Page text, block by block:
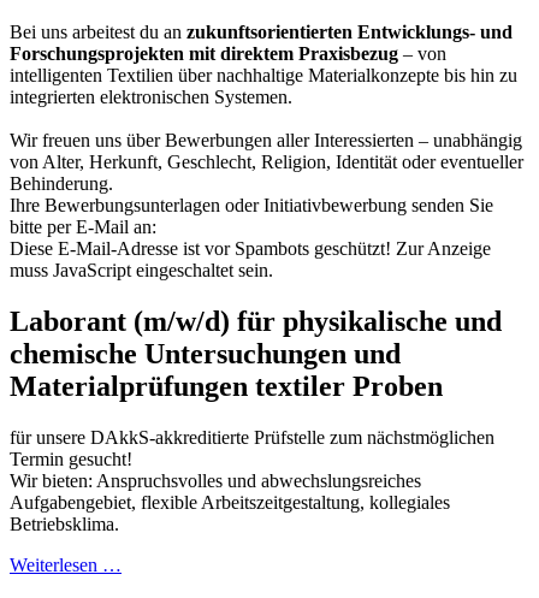
Bei uns arbeitest du an zukunftsorientierten Entwicklungs- und
Forschungsprojekten mit direktem Praxisbezug – von
intelligenten Textilien über nachhaltige Materialkonzepte bis hin zu
integrierten elektronischen Systemen.
Wir freuen uns über Bewerbungen aller Interessierten – unabhängig
von Alter, Herkunft, Geschlecht, Religion, Identität oder eventueller
Behinderung.
Ihre Bewerbungsunterlagen oder Initiativbewerbung senden Sie
bitte per E-Mail an:
Diese E-Mail-Adresse ist vor Spambots geschützt! Zur Anzeige
muss JavaScript eingeschaltet sein.
Laborant (m/w/d) für physikalische und
chemische Untersuchungen und
Materialprüfungen textiler Proben
für unsere DAkkS-akkreditierte Prüfstelle zum nächstmöglichen
Termin gesucht!
Wir bieten: Anspruchsvolles und abwechslungsreiches
Aufgabengebiet, flexible Arbeitszeitgestaltung, kollegiales
Betriebsklima.
Weiterlesen …